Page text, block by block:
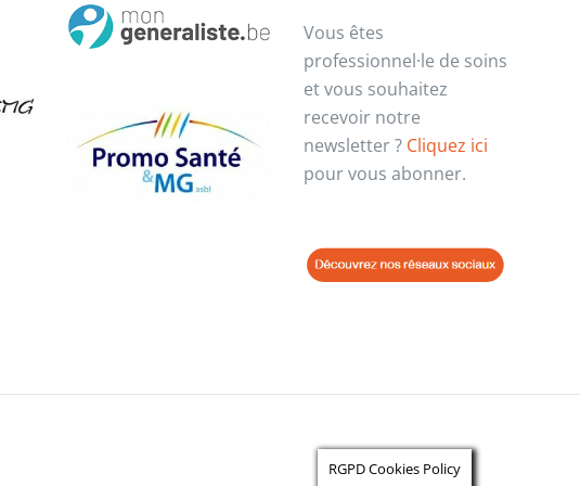
Vous êtes
professionnel·le de soins
et vous souhaitez
recevoir notre
newsletter ? Cliquez ici
pour vous abonner.
RGPD Cookies Policy